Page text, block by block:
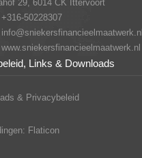
29, 6014 CK Ittervoort
+316-50228307
info@sniekersfinancieelmaatwerk.nl
www.sniekersfinancieelmaatwerk.nl
Links & Downloads
& Privacybeleid
Flaticon